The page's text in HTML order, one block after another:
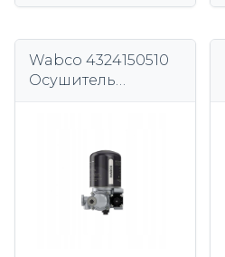
Wabco 4324150510
Осушитель